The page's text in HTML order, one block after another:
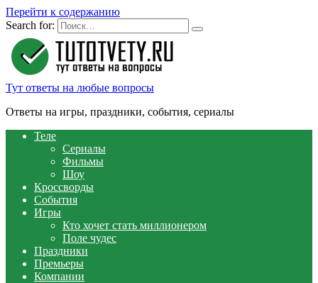
Перейти к содержанию
Search for:
Тут ответы на любые вопросы
Ответы на игры, праздники, события, сериалы
Теле
Сериалы
Фильмы
Шоу
Кроссворды
События
Игры
Кто хочет стать миллионером
Поле чудес
Праздники
Премьеры
Компании